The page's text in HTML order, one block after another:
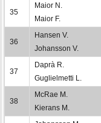
35
Maior N.
Maior F.
36
Hansen V.
Johansson V.
37
Daprà R.
Guglielmetti L.
38
McRae M.
Kierans M.